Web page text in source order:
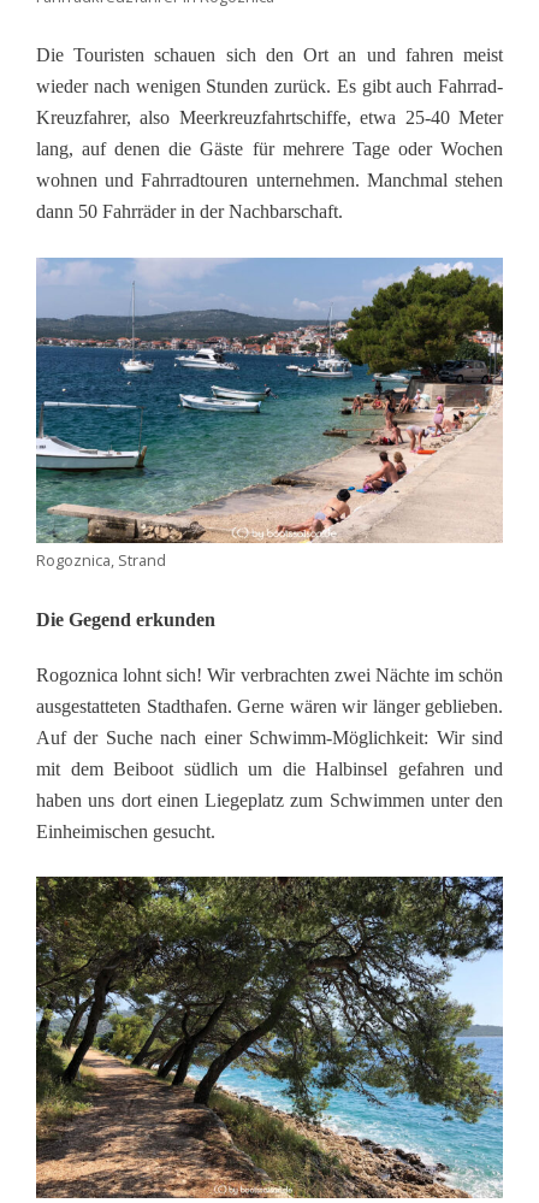
Die Touristen schauen sich den Ort an und fahren meist
wieder nach wenigen Stunden zurück. Es gibt auch Fahrrad-
Kreuzfahrer, also Meerkreuzfahrtschiffe, etwa 25-40 Meter
lang, auf denen die Gäste für mehrere Tage oder Wochen
wohnen und Fahrradtouren unternehmen. Manchmal stehen
dann 50 Fahrräder in der Nachbarschaft.
Rogoznica, Strand
Die Gegend erkunden
Rogoznica lohnt sich! Wir verbrachten zwei Nächte im schön
ausgestatteten Stadthafen. Gerne wären wir länger geblieben.
Auf der Suche nach einer Schwimm-Möglichkeit: Wir sind
mit dem Beiboot südlich um die Halbinsel gefahren und
haben uns dort einen Liegeplatz zum Schwimmen unter den
Einheimischen gesucht.